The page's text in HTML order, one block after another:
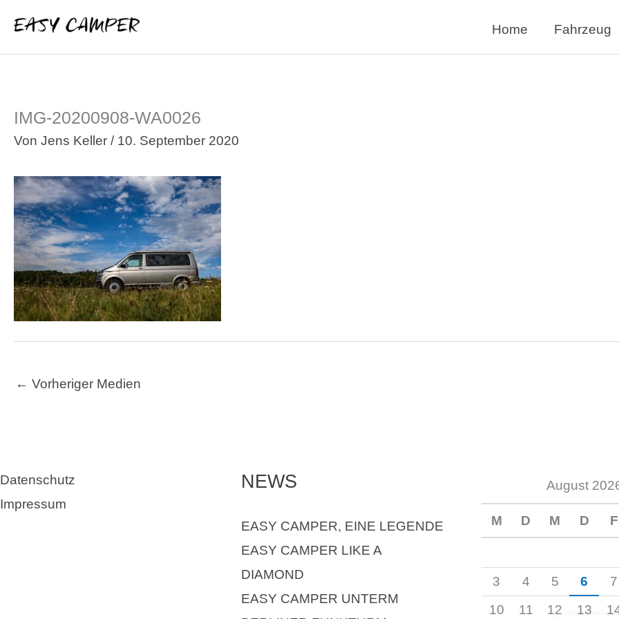
Inhalt
Home Fahrzeug
IMG-20200908-WA0026
Von Jens Keller / 10. September 2020
← Vorheriger Medien
Datenschutz
Impressum
NEWS
EASY CAMPER, EINE LEGENDE
EASY CAMPER LIKE A
DIAMOND
EASY CAMPER UNTERM
August
M D M D F
3
4 5 6 7
10
11 12 13